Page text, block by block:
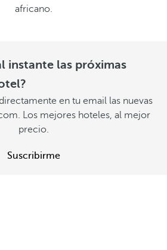
africano.
instante las próximas
en tu email las nuevas
Los mejores hoteles, al mejor
precio.
Suscribirme